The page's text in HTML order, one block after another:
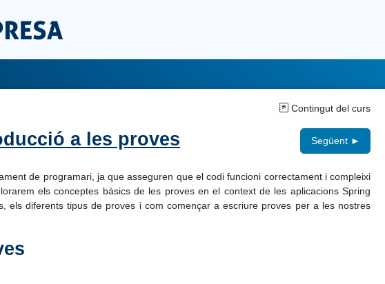
Contingut del curs
a les proves Següent ►
de programari, ja que asseguren que el codi funcioni correctament i compleixi
els conceptes bàsics de les proves en el context de les aplicacions Spring
els diferents tipus de proves i com començar a escriure proves per a les nostres